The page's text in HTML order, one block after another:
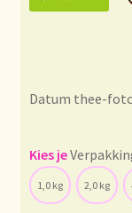
Contacto
Datum thee-foto
1,0 kg 2,0 kg